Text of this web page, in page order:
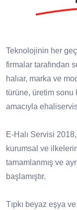
Teknolojinin her
firmalar tarafından
halıar, marka ve
türüne, üretim sonu
amacıyla
E-Halı Servisi
kurumsal ve
tamamlanmış ve
başlamıştır.
Tıpkı beyaz eşya